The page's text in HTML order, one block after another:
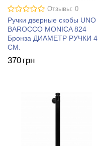
Отзывы: 0
Ручки дверные скобы UNO
BAROCCO MONICA 824
Бронза ДИАМЕТР РУЧКИ 4
СМ.
370 грн